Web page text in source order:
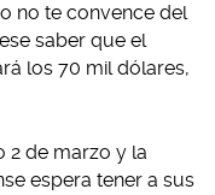
no te convence del
saber que el
los 70 mil dólares,
2 de marzo y la
espera tener a sus